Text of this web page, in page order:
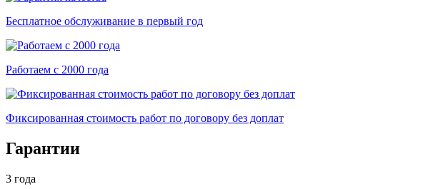
Бесплатное обслуживание в первый год
Работаем с 2000 года
Фиксированная стоимость работ по договору без доплат
Гарантии
3 года